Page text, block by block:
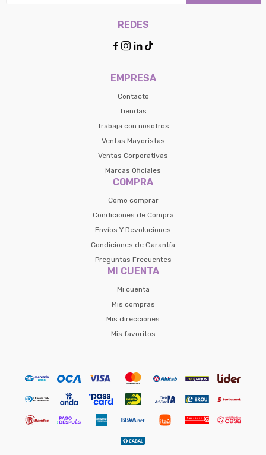
EMPRESA
Contacto
Tiendas
Trabaja con nosotros
Ventas Mayoristas
Ventas Corporativas
Marcas Oficiales
COMPRA
Cómo comprar
Condiciones de Compra
Envíos Y Devoluciones
Condiciones de Garantía
Preguntas Frecuentes
MI CUENTA
Mi cuenta
Mis compras
Mis direcciones
Mis favoritos
REDES
   